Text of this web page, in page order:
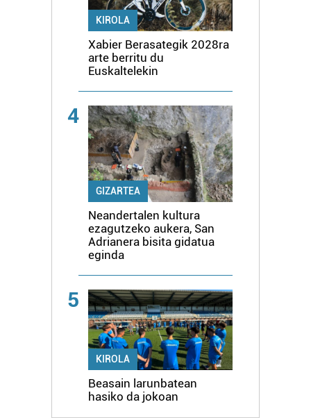
KIROLA
Xabier Berasategik 2028ra
arte berritu du
Euskaltelekin
4
GIZARTEA
Neandertalen kultura
ezagutzeko aukera, San
Adrianera bisita gidatua
eginda
5
KIROLA
Beasain larunbatean
hasiko da jokoan